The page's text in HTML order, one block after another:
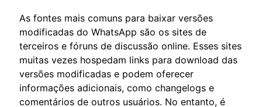
As fontes mais comuns para baixar versões
modificadas do WhatsApp são os sites de
terceiros e fóruns de discussão online. Esses sites
muitas vezes hospedam links para download das
versões modificadas e podem oferecer
informações adicionais, como changelogs e
comentários de outros usuários. No entanto, é